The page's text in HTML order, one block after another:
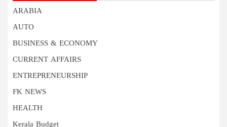
ARABIA
AUTO
BUSINESS & ECONOMY
CURRENT AFFAIRS
ENTREPRENEURSHIP
FK NEWS
HEALTH
Kerala Budget